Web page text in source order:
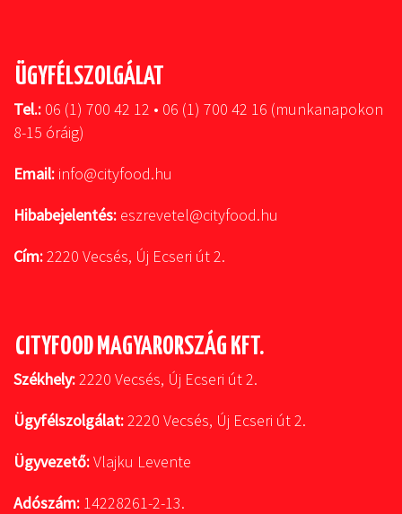
ÜGYFÉLSZOLGÁLAT
Tel.: 06 (1) 700 42 12 • 06 (1) 700 42 16 (munkanapokon
8-15 óráig)
Email: info@cityfood.hu
Hibabejelentés: eszrevetel@cityfood.hu
Cím:2220 Vecsés, Új Ecseri út 2.
CITYFOOD MAGYARORSZÁG KFT.
Székhely:2220 Vecsés, Új Ecseri út 2.
Ügyfélszolgálat:2220 Vecsés, Új Ecseri út 2.
Ügyvezető:Vlajku Levente
Adószám: 14228261-2-13.